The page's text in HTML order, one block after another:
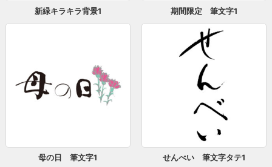
新緑キラキラ背景1 期間限定 筆文字1
母の日 筆文字1 せんべい 筆文字タテ1